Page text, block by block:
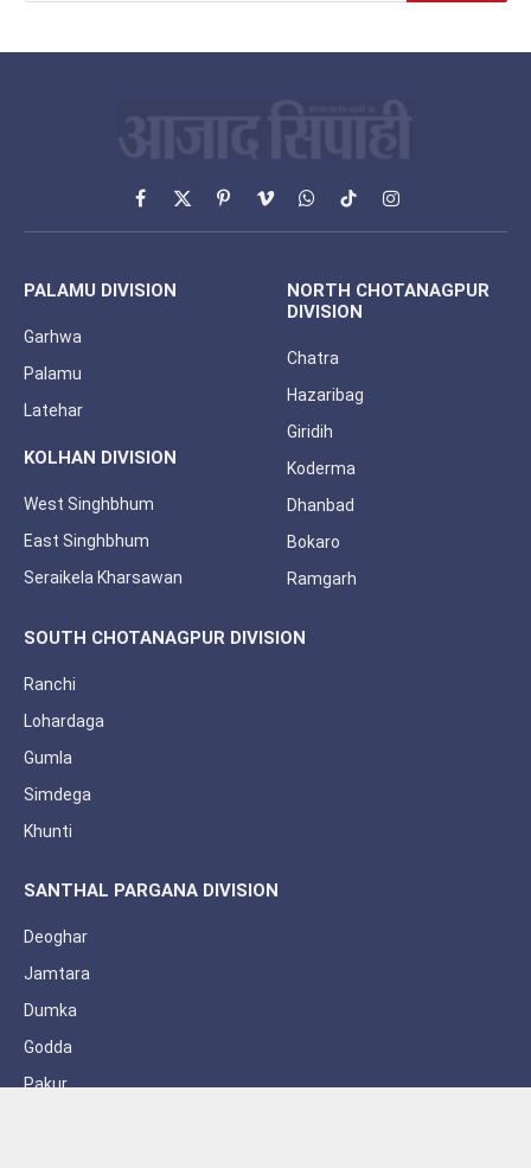
Facebook
X
(Twitter)
PinterestVimeoWhatsApp
TikTokInstagram
PALAMU DIVISION
Garhwa
Palamu
Latehar
KOLHAN DIVISION
West Singhbhum
East Singhbhum
Seraikela Kharsawan
NORTH CHOTANAGPUR
DIVISION
Chatra
Hazaribag
Giridih
Koderma
Dhanbad
Bokaro
Ramgarh
SOUTH CHOTANAGPUR DIVISION
Ranchi
Lohardaga
Gumla
Simdega
Khunti
SANTHAL PARGANA DIVISION
Deoghar
Jamtara
Dumka
Godda
Pakur